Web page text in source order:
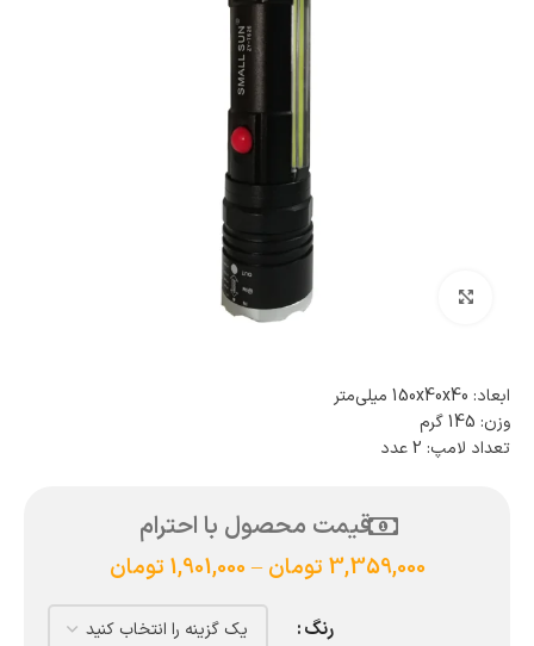
ابعاد: 150x40x40 میلی‌متر
وزن: 145 گرم
تعداد لامپ: 2 عدد
قیمت محصول با احترام
3,359,000 تومان –
1,901,000 تومان
رنگ